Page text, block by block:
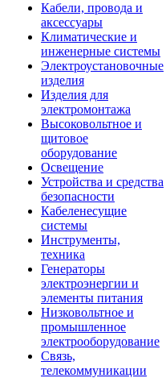
Кабели, провода и
аксессуары
Климатические и
инженерные системы
Электроустановочные
изделия
Изделия для
электромонтажа
Высоковольтное и
щитовое
оборудование
Освещение
Устройства и средства
безопасности
Кабеленесущие
системы
Инструменты,
техника
Генераторы
электроэнергии и
элементы питания
Низковольтное и
промышленное
электрооборудование
Связь,
телекоммуникации